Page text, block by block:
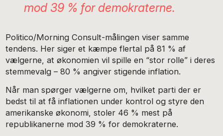
mod 39 % for demokraterne.
Politico/Morning Consult-målingen viser samme
tendens. Her siger et kæmpe flertal på 81 % af
vælgerne, at økonomien vil spille en “stor rolle” i deres
stemmevalg – 80 % angiver stigende inflation.
Når man spørger vælgerne om, hvilket parti der er
bedst til at få inflationen under kontrol og styre den
amerikanske økonomi, stoler 46 % mest på
republikanerne mod 39 % for demokraterne.